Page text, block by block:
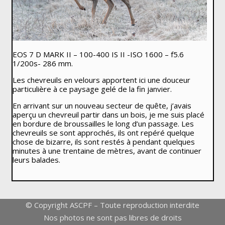
EOS 7 D MARK II – 100-400 IS II -ISO 1600 – f5.6
1/200s- 286 mm.
Les chevreuils en velours apportent ici une douceur
particulière à ce paysage gelé de la fin janvier.
En arrivant sur un nouveau secteur de quête, j’avais
aperçu un chevreuil partir dans un bois, je me suis placé
en bordure de broussailles le long d’un passage. Les
chevreuils se sont approchés, ils ont repéré quelque
chose de bizarre, ils sont restés à pendant quelques
minutes à une trentaine de mètres, avant de continuer
leurs balades.
© Copyright ASCPF – Toute reproduction interdite
Nos photos ne sont pas libres de droits